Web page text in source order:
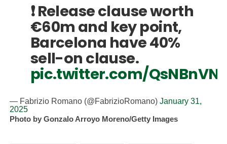
❗️ Release clause worth
€60m and key point,
Barcelona have 40%
sell-on clause.
pic.twitter.com/
— Fabrizio Romano (@FabrizioRomano) January 31,
2025
Photo by Gonzalo Arroyo Moreno/Getty Images